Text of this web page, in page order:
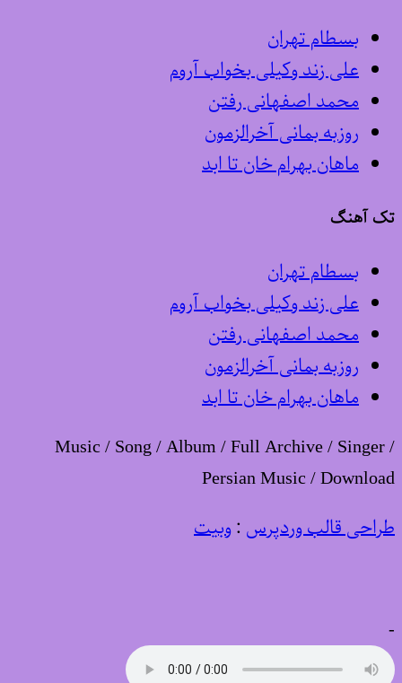
بسطام تهران
علی زند وکیلی بخواب آروم
محمد اصفهانی رفتن
روزبه بمانی آخرالزمون
ماهان بهرام خان تا ابد
تک آهنگ
بسطام تهران
علی زند وکیلی بخواب آروم
محمد اصفهانی رفتن
روزبه بمانی آخرالزمون
ماهان بهرام خان تا ابد
Music / Song / Album / Full Archive / Singer /
Persian Music / Download
طراحی قالب وردپرس :وبیت
-